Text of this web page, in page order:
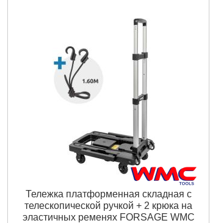
400x350x70 мм
Подробнее...
Тележка платформенная складная с
телескопической ручкой + 2 крюка на
эластичных ременях FORSAGE WMC